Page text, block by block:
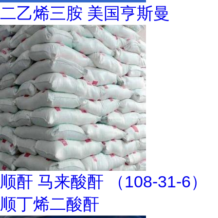
二乙烯三胺 美国亨斯曼
顺酐 马来酸酐 （108-31-6）
顺丁烯二酸酐